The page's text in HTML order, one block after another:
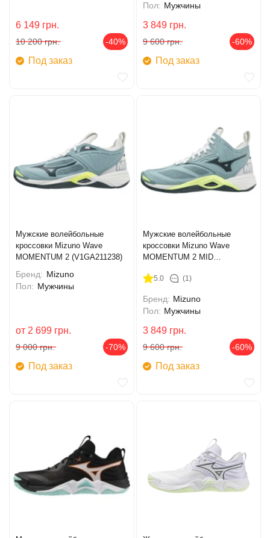
6 149 грн.
10 200 грн. -40%
Под заказ
Пол: Мужчины
3 849 грн.
9 600 грн. -60%
Под заказ
Мужские волейбольные
кроссовки Mizuno Wave
MOMENTUM 2 (V1GA211238)
Бренд: Mizuno
Пол: Мужчины
от 2 699 грн.
9 000 грн. -70%
Под заказ
Мужские волейбольные
кроссовки Mizuno Wave
MOMENTUM 2 MID
5.0 (1)
Бренд: Mizuno
Пол: Мужчины
3 849 грн.
9 600 грн. -60%
Под заказ